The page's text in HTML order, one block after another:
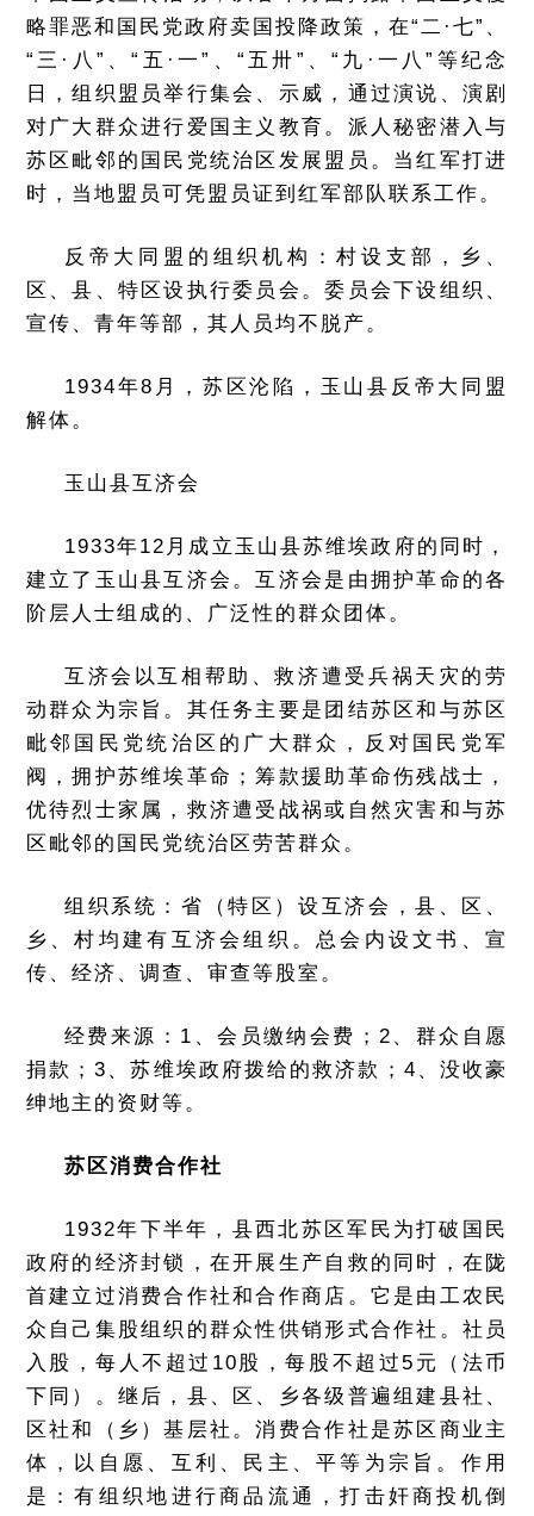
略罪恶和国民党政府卖国投降政策，在“二·七”、
“三·八”、“五·一”、“五卅”、“九·一八”等纪念
日，组织盟员举行集会、示威，通过演说、演剧
对广大群众进行爱国主义教育。派人秘密潜入与
苏区毗邻的国民党统治区发展盟员。当红军打进
时，当地盟员可凭盟员证到红军部队联系工作。
反帝大同盟的组织机构：村设支部，乡、
区、县、特区设执行委员会。委员会下设组织、
宣传、青年等部，其人员均不脱产。
1934年8月，苏区沦陷，玉山县反帝大同盟
解体。
玉山县互济会
1933年12月成立玉山县苏维埃政府的同时，
建立了玉山县互济会。互济会是由拥护革命的各
阶层人士组成的、广泛性的群众团体。
互济会以互相帮助、救济遭受兵祸天灾的劳
动群众为宗旨。其任务主要是团结苏区和与苏区
毗邻国民党统治区的广大群众，反对国民党军
阀，拥护苏维埃革命；筹款援助革命伤残战士，
优待烈士家属，救济遭受战祸或自然灾害和与苏
区毗邻的国民党统治区劳苦群众。
组织系统：省（特区）设互济会，县、区、
乡、村均建有互济会组织。总会内设文书、宣
传、经济、调查、审查等股室。
经费来源：1、会员缴纳会费；2、群众自愿
捐款；3、苏维埃政府拨给的救济款；4、没收豪
绅地主的资财等。
苏区消费合作社
1932年下半年，县西北苏区军民为打破国民
政府的经济封锁，在开展生产自救的同时，在陇
首建立过消费合作社和合作商店。它是由工农民
众自己集股组织的群众性供销形式合作社。社员
入股，每人不超过10股，每股不超过5元（法币
下同）。继后，县、区、乡各级普遍组建县社、
区社和（乡）基层社。消费合作社是苏区商业主
体，以自愿、互利、民主、平等为宗旨。作用
是：有组织地进行商品流通，打击奸商投机倒